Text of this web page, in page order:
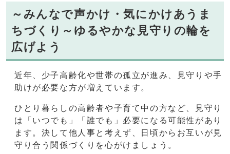
～みんなで声かけ・気にかけあうま
ちづくり～ゆるやかな見守りの輪を
広げよう
近年、少子高齢化や世帯の孤立が進み、見守りや手
助けが必要な方が増えています。
ひとり暮らしの高齢者や子育て中の方など、見守り
は「いつでも」「誰でも」必要になる可能性があり
ます。決して他人事と考えず、日頃からお互いが見
守り合う関係づくりを心がけましょう。